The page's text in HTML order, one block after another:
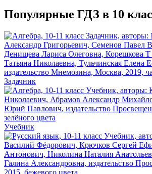
Популярные ГДЗ в 10
Задачник
Учебник